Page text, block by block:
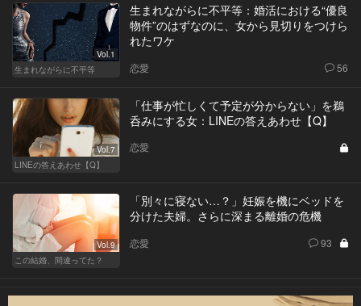
Vol.1
生まれながらに不平等
生まれながらに不平等：婚活における“優良
物件”のはずなのに、女から見切りをつけら
れたワケ
恋愛 56
Vol.7
LINEの答えあわせ【Q】
「仕事が忙しくて予定が分からない」を鵜
呑みにする女：LINEの答えあわせ【Q】
恋愛
Vol.9
この結婚、間違ってた？
「別々に寝ない…？」妊娠を機にベッドを
分けた夫婦。さらに深まる離婚の危機
恋愛 93